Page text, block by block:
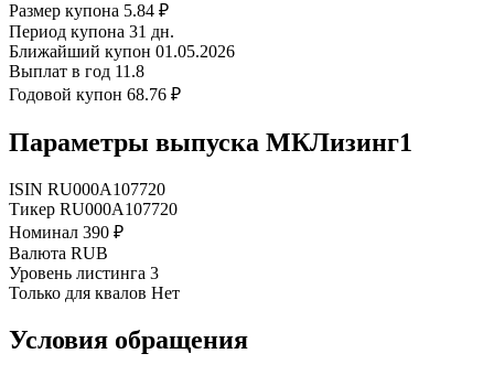
Размер купона 5.84 ₽
Период купона 31 дн.
Ближайший купон 01.05.2026
Выплат в год 11.8
Годовой купон 68.76 ₽
Параметры выпуска МКЛизинг1
ISIN RU000A107720
Тикер RU000A107720
Номинал 390 ₽
Валюта RUB
Уровень листинга 3
Только для квалов Нет
Условия обращения